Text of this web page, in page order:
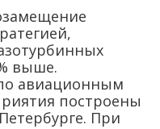
выше.
авиационным
построены
При